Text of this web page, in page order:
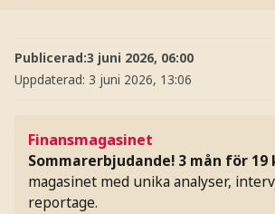
Publicerad:3 juni 2026, 06:00
Uppdaterad: 3 juni 2026, 13:06
Finansmagasinet
Sommarerbjudande! 3 mån för 19
magasinet med unika analyser,
reportage.